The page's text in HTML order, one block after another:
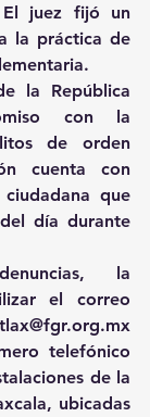
juez fijó un
la práctica de
la República
con la
de orden
cuenta con
que
día durante
la
el correo
telefónico
de la
ubicadas